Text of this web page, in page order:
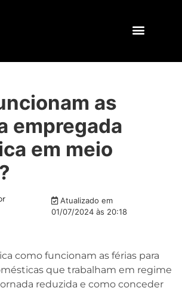
as
empregada
em meio
Atualizado em
01/07/2024 às 20:18
como funcionam as férias para
que trabalham em regime
reduzida e como conceder